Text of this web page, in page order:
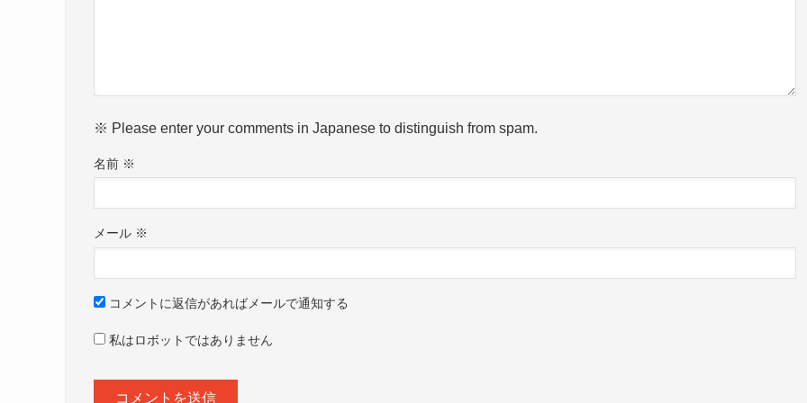
※ Please enter your comments in Japanese to distinguish from spam.
名前 ※
メール ※
コメントに返信があればメールで通知する
私はロボットではありません